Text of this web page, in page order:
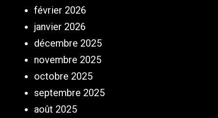
février 2026
janvier 2026
décembre 2025
novembre 2025
octobre 2025
septembre 2025
août 2025